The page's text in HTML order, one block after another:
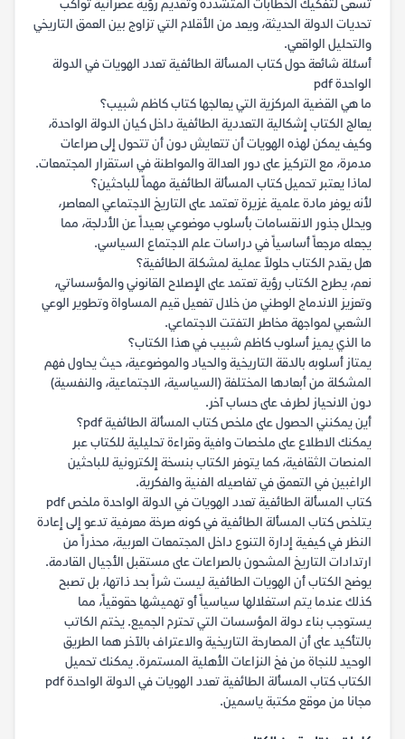
تسعى لتفكيك الخطابات المتشددة وتقديم رؤية عصرانية تواكب
تحديات الدولة الحديثة، ويعد من الأقلام التي تزاوج بين العمق التاريخي
والتحليل الواقعي.
أسئلة شائعة حول كتاب المسألة الطائفية تعدد الهويات في الدولة
الواحدة pdf
ما هي القضية المركزية التي يعالجها كتاب كاظم شبيب؟
يعالج الكتاب إشكالية التعددية الطائفية داخل كيان الدولة الواحدة،
وكيف يمكن لهذه الهويات أن تتعايش دون أن تتحول إلى صراعات
مدمرة، مع التركيز على دور العدالة والمواطنة في استقرار المجتمعات.
لماذا يعتبر تحميل كتاب المسألة الطائفية مهماً للباحثين؟
لأنه يوفر مادة علمية غزيرة تعتمد على التاريخ الاجتماعي المعاصر،
ويحلل جذور الانقسامات بأسلوب موضوعي بعيداً عن الأدلجة، مما
يجعله مرجعاً أساسياً في دراسات علم الاجتماع السياسي.
هل يقدم الكتاب حلولاً عملية لمشكلة الطائفية؟
نعم، يطرح الكتاب رؤية تعتمد على الإصلاح القانوني والمؤسساتي،
وتعزيز الاندماج الوطني من خلال تفعيل قيم المساواة وتطوير الوعي
الشعبي لمواجهة مخاطر التفتت الاجتماعي.
ما الذي يميز أسلوب كاظم شبيب في هذا الكتاب؟
يمتاز أسلوبه بالدقة التاريخية والحياد والموضوعية، حيث يحاول فهم
المشكلة من أبعادها المختلفة (السياسية، الاجتماعية، والنفسية)
دون الانحياز لطرف على حساب آخر.
أين يمكنني الحصول على ملخص كتاب المسألة الطائفية pdf؟
يمكنك الاطلاع على ملخصات وافية وقراءة تحليلية للكتاب عبر
المنصات الثقافية، كما يتوفر الكتاب بنسخة إلكترونية للباحثين
الراغبين في التعمق في تفاصيله الفنية والفكرية.
كتاب المسألة الطائفية تعدد الهويات في الدولة الواحدة ملخص pdf
يتلخص كتاب المسألة الطائفية في كونه صرخة معرفية تدعو إلى إعادة
النظر في كيفية إدارة التنوع داخل المجتمعات العربية، محذراً من
ارتدادات التاريخ المشحون بالصراعات على مستقبل الأجيال القادمة.
يوضح الكتاب أن الهويات الطائفية ليست شراً بحد ذاتها، بل تصبح
كذلك عندما يتم استغلالها سياسياً أو تهميشها حقوقياً، مما
يستوجب بناء دولة المؤسسات التي تحترم الجميع. يختم الكاتب
بالتأكيد على أن المصارحة التاريخية والاعتراف بالآخر هما الطريق
الوحيد للنجاة من فخ النزاعات الأهلية المستمرة. يمكنك تحميل
الكتاب كتاب المسألة الطائفية تعدد الهويات في الدولة الواحدة pdf
مجانا من موقع مكتبة ياسمين.